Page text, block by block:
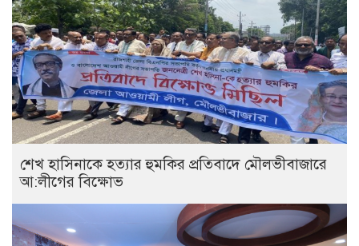
শেখ হাসিনাকে হত্যার হুমকির প্রতিবাদে মৌলভীবাজারে
আ:লীগের বিক্ষোভ